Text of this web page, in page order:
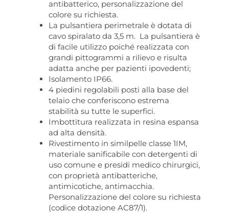
antibatterico, personalizzazione del
colore su richiesta.
La pulsantiera perimetrale è dotata di
cavo spiralato da 3,5 m. La pulsantiera è
di facile utilizzo poiché realizzata con
grandi pittogrammi a rilievo e risulta
adatta anche per pazienti ipovedenti;
Isolamento IP66.
4 piedini regolabili posti alla base del
telaio che conferiscono estrema
stabilità su tutte le superfici.
Imbottitura realizzata in resina espansa
ad alta densità.
Rivestimento in similpelle classe 1IM,
materiale sanificabile con detergenti di
uso comune e presidi medico chirurgici,
con proprietà antibatteriche,
antimicotiche, antimacchia.
Personalizzazione del colore su richiesta
(codice dotazione AC87/1).